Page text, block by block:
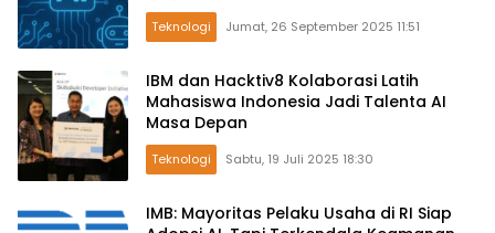
Teknologi Jumat, 26 September 2025 11:51
IBM dan Hacktiv8 Kolaborasi Latih
Mahasiswa Indonesia Jadi Talenta AI
Masa Depan
Teknologi Sabtu, 19 Juli 2025 18:30
IMB: Mayoritas Pelaku Usaha di RI Siap